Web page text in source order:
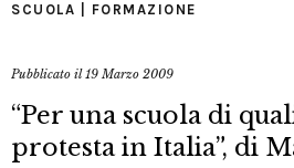
SCUOLA | FORMAZIONE
Pubblicato il19 Marzo 2009
“Per una scuola di
protesta in Italia”, di